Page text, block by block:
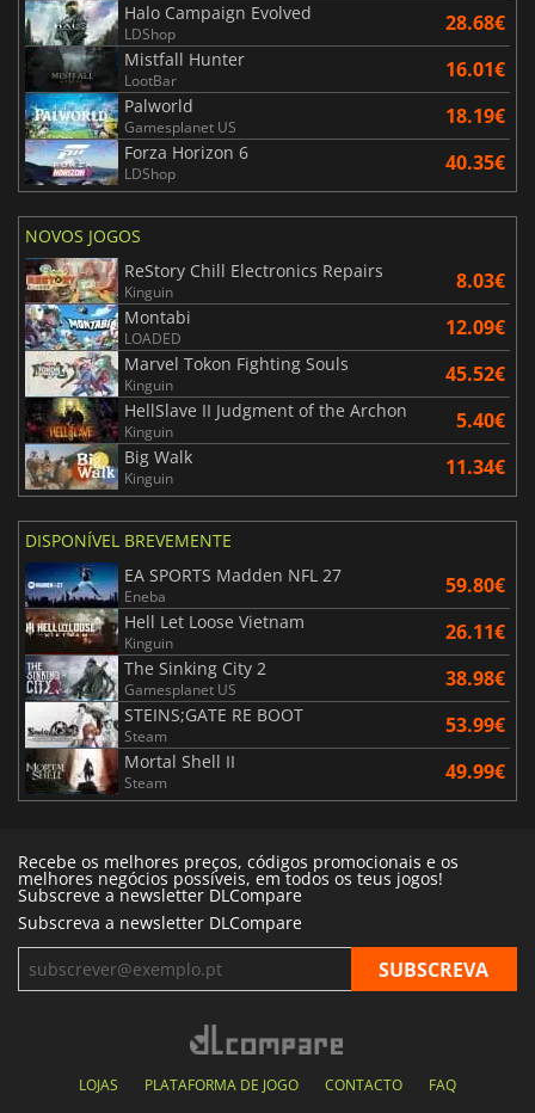
Halo Campaign Evolved
LDShop 28.68€
Mistfall Hunter
LootBar 16.01€
Palworld
Gamesplanet US 18.19€
Forza Horizon 6
LDShop 40.35€
NOVOS JOGOS
ReStory Chill Electronics Repairs
Kinguin 8.03€
Montabi
LOADED 12.09€
Marvel Tokon Fighting Souls
Kinguin 45.52€
HellSlave II Judgment of the Archon
Kinguin 5.40€
Big Walk
Kinguin 11.34€
DISPONÍVEL BREVEMENTE
EA SPORTS Madden NFL 27
Eneba 59.80€
Hell Let Loose Vietnam
Kinguin 26.11€
The Sinking City 2
Gamesplanet US 38.98€
STEINS;GATE RE BOOT
Steam 53.99€
Mortal Shell II
Steam 49.99€
Recebe os melhores preços, códigos promocionais e os
melhores negócios possíveis, em todos os teus jogos!
Subscreve a newsletter DLCompare
Subscreva a newsletter DLCompare
LOJAS PLATAFORMA DE JOGO CONTACTO FAQ